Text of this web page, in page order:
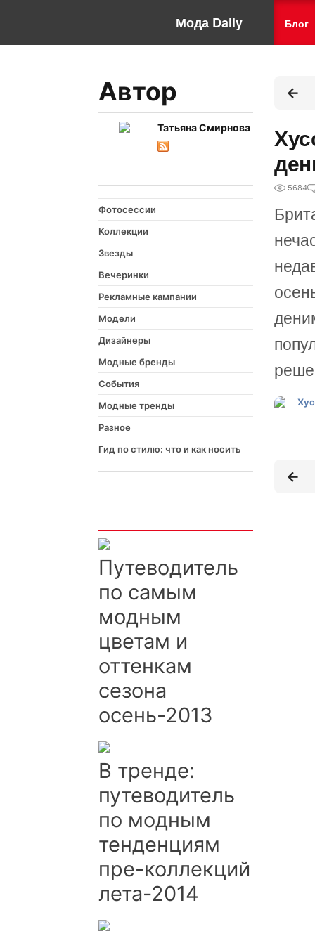
Мода Daily Блог
Автор
Татьяна Смирнова
Фотосессии
Коллекции
Звезды
Вечеринки
Рекламные кампании
Модели
Дизайнеры
Модные бренды
События
Модные тренды
Разное
Гид по стилю: что и как носить
Путеводитель
по самым
модным
цветам и
оттенкам
сезона
осень-2013
В тренде:
путеводитель
по модным
тенденциям
пре-коллекций
лета-2014
5684